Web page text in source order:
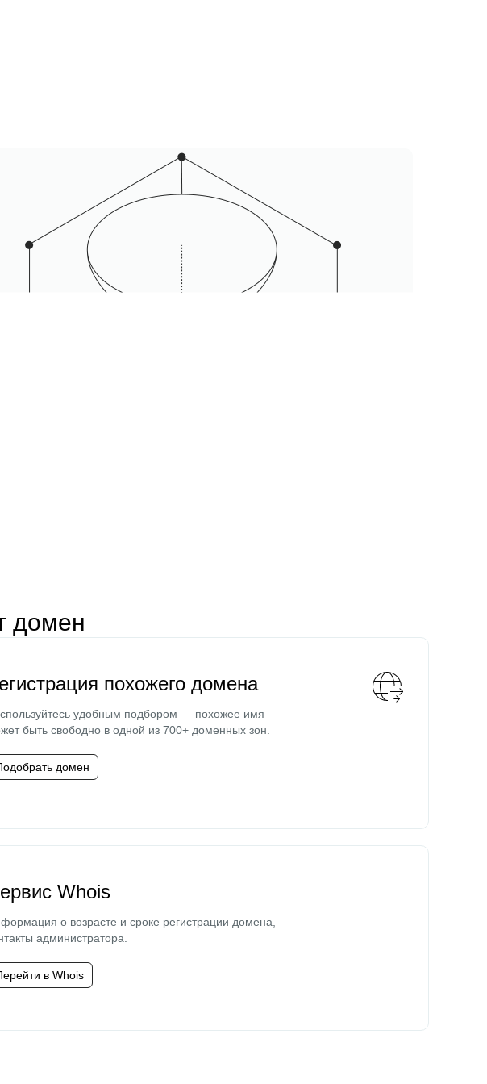
домен
похожего домена
удобным подбором — похожее имя
быть свободно в одной из 700+ доменных зон.
домен
Whois
о возрасте и сроке регистрации домена,
администратора.
в Whois